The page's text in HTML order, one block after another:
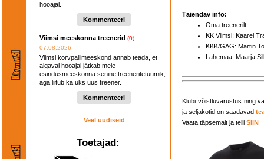
hooajal.
Kommenteeri
Viimsi meeskonna treenerid (0)
07.08.2026
Viimsi korvpallimeeskond annab teada, et
algaval hooajal jätkab meie
esindusmeeskonna senine treeneritetuumik,
aga liitub ka üks uus treener.
Kommenteeri
Veel uudiseid
Toetajad:
Täiendav info:
Oma treenerilt
KK Viimsi: Kaarel
KKK/GAG: Martin
Lahemaa: Maarja
Klubi võistluvarustus ning
ja seljakotid on saadavad
Vaata täpsemalt ja telli SIIN